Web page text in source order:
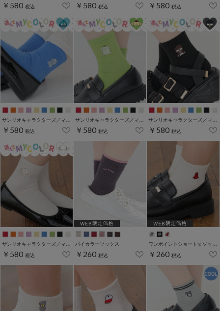
￥580 税込 ￥580 税込 ￥580 税込
￥580 税込 ￥580 税込 ￥580 税込
サンリオキャラクターズ／マイカラーソックス
￥580 税込
バイカラーソックス
￥260 税込
ワンポイントショート丈ソックス
￥260 税込